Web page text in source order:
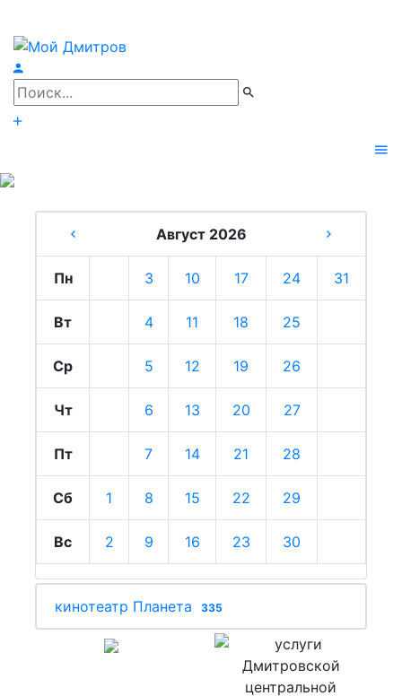
Август 2026
Пн 3 10 17 24 31
Вт 4 11 18 25
Ср 5 12 19 26
Чт 6 13 20 27
Пт 7 14 21 28
Сб 1 8 15 22 29
Вс 2 9 16 23 30
кинотеатр Планета 335